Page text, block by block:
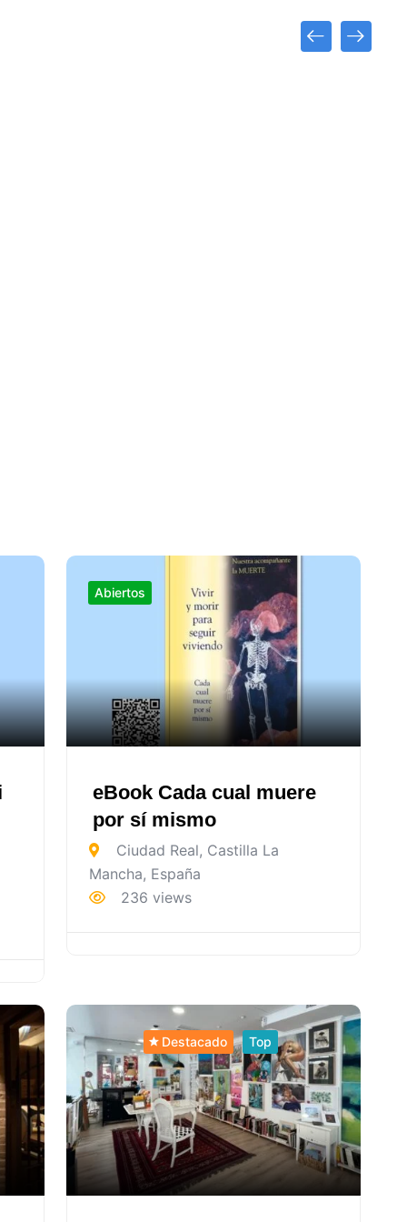
Abiertos
eBook Cada cual muere
por sí mismo
Ciudad Real, Castilla La
Mancha, España
236 views
Destacado Top